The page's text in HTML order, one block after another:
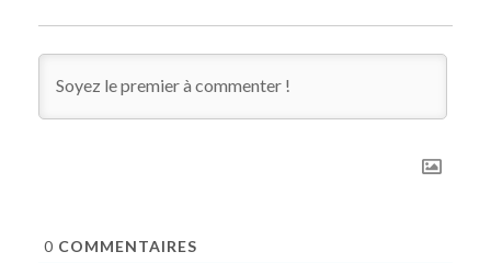
0 COMMENTAIRES